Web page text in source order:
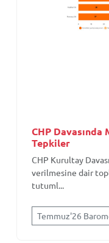
CHP
Tepkiler
CHP Kurultay
verilmesine dair
tutuml...
Temmuz'26